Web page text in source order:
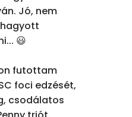
Jó, nem
😃
futottam
foci edzését,
csodálatos